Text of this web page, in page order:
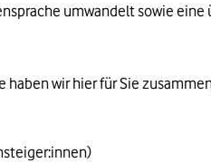
umwandelt sowie
haben wir hier für Sie